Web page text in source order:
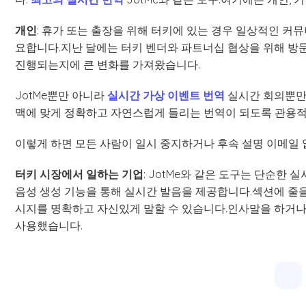
개인: 휴가 또는 출장을 위해 터키에 있는 경우 일상적인 커
요합니다.지난 달에는 터키 벤더와 파트너십 협상을 위해
진행되는지에 큰 변화를 가져왔습니다.
JotMe뿐만 아니라 실시간 가상 이벤트 번역 실시간 회의뿐
맥에 맞게 정확하고 자연스럽게 들리는 번역이 되도록 관용
이렇게 하면 모든 사람이 일시 중지하거나 후속 설명 이메일
터키 시장에서 일하는 기업: JotMe와 같은 도구는 단순한
음성 생성 기능을 통해 실시간 발음을 제공합니다.섹션에
시지를 명확하고 자신있게 말할 수 있습니다.인사말을 하거
사용했습니다.